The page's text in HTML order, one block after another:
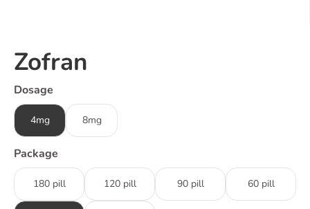
Zofran
Dosage
4mg 8mg
Package
180 pill 120 pill 90 pill 60 pill